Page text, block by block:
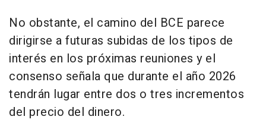
No obstante, el camino del BCE parece
dirigirse a futuras subidas de los tipos de
interés en los próximas reuniones y el
consenso señala que durante el año 2026
tendrán lugar entre dos o tres incrementos
del precio del dinero.